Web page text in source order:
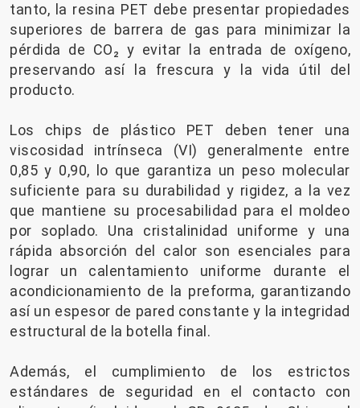
tanto, la resina PET debe presentar propiedades
superiores de barrera de gas para minimizar la
pérdida de CO₂ y evitar la entrada de oxígeno,
preservando así la frescura y la vida útil del
producto.
Los chips de plástico PET deben tener una
viscosidad intrínseca (VI) generalmente entre
0,85 y 0,90, lo que garantiza un peso molecular
suficiente para su durabilidad y rigidez, a la vez
que mantiene su procesabilidad para el moldeo
por soplado. Una cristalinidad uniforme y una
rápida absorción del calor son esenciales para
lograr un calentamiento uniforme durante el
acondicionamiento de la preforma, garantizando
así un espesor de pared constante y la integridad
estructural de la botella final.
Además, el cumplimiento de los estrictos
estándares de seguridad en el contacto con